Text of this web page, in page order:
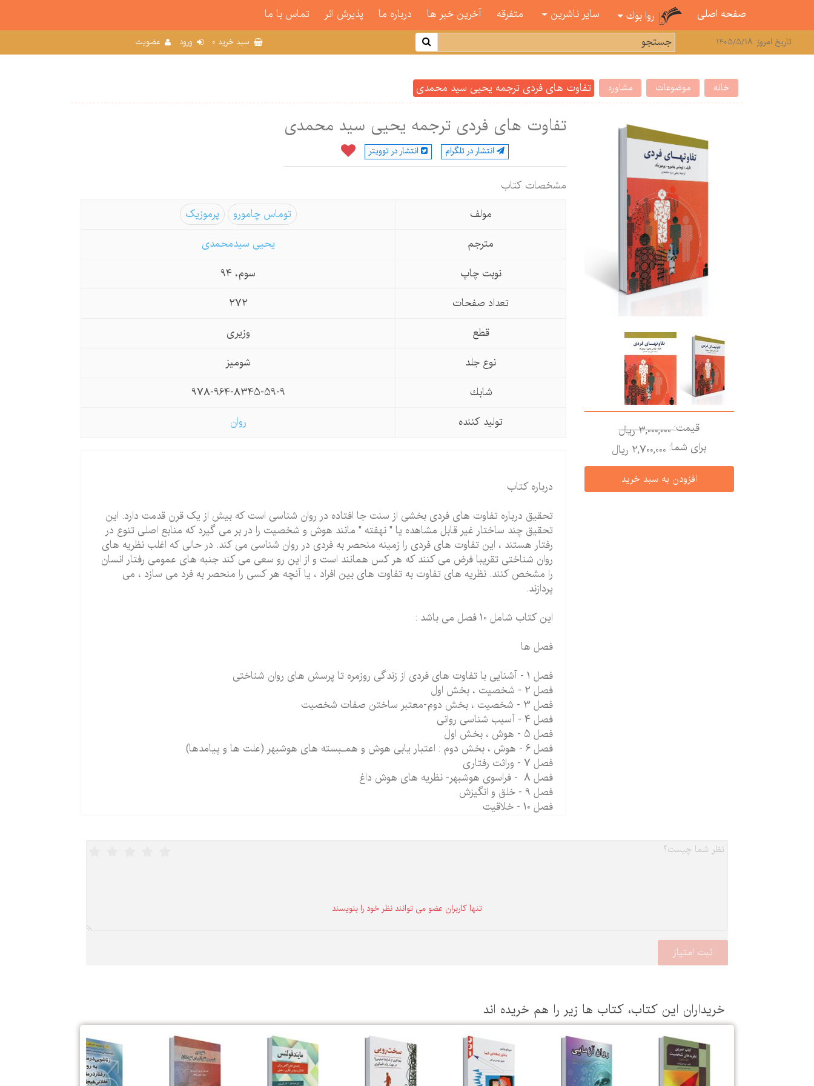
صفحه اصلی روا بوك سایر ناشرین متفرقه آخرین خبر ها درباره ما پذیرش اثر تماس با ما
تاریخ امروز: 1405/5/18 سبد خرید 0 ورود عضویت
خانه موضوعات مشاوره تفاوت های فردی ترجمه یحیی سید محمدی
قیمت:3,000,000 ريال
برای شما: 2,700,000 ريال
تفاوت های فردی ترجمه یحیی سید محمدی
انتشار در تلگرام انتشار در توویتر
مشخصات كتاب
مولف
توماس چامورو
پرموزیک
مترجم
یحیی سیدمحمدی
نوبت چاپ
سوم، 94
تعداد صفحات
272
قطع
وزیری
نوع جلد
شومیز
شابك
978-964-8345-59-9
تولید كننده
روان
درباره کتاب
تحقیق درباره تفاوت های فردی بخشی از سنت جا افتاده در روان شناسی است که بیش از یک قرن قدمت دارد. این
تحقیق چند ساختار غیر قابل مشاهده یا " نهفته " مانند هوش و شخصیت را در بر می گیرد که منابع اصلی تنوع در
رفتار هستند ، این تفاوت های فردی را زمینه منحصر به فردی در روان شناسی می کند. در حالی که اغلب نظریه های
روان شناختی تقریبا فرض می کنند که هر کس همانند است و از این رو سعی می کند جنبه های عمومی رفتار انسان
را مشخص کنند. نظریه های تفاوت به تفاوت های بین افراد ، یا آنچه هر کسی را منحصر به فرد می سازد ، می
پردازند.
این کتاب شامل 10 فصل می باشد :
فصل ها
فصل 1 - آشنایی با تفاوت های فردی از زندگی روزمره تا پرسش های روان شناختی
فصل 2 - شخصیت ، بخش اول
فصل 3 - شخصیت ، بخش دوم-معتبر ساختن صفات شخصیت
فصل 4 - آسیب شناسی روانی
فصل 5 - هوش ، بخش اول
فصل 6 - هوش ، بخش دوم : اعتبار یابی هوش و همـبسته های هوشبهر (علت ها و پیامدها)
فصل 7 - وراثت رفتاری
فصل 8 - فراسوی هوشبهر- نظریه های هوش داغ
فصل 9 - خلق و انگیزش
فصل 10 - خلاقیت
تنها كاربران عضو می توانند نظر خود را بنویسند
خریداران این كتاب، كتاب ها زیر را هم خریده اند